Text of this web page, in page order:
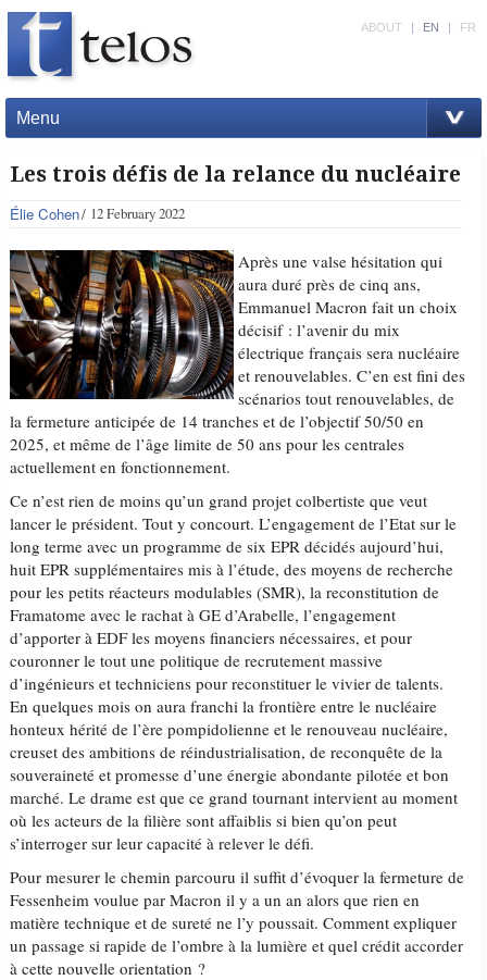
Menu
ABOUT | EN | FR
Les trois défis de la relance du nucléaire
Élie Cohen 12 February 2022
Après une valse hésitation qui
aura duré près de cinq ans,
Emmanuel Macron fait un choix
décisif : l’avenir du mix
électrique français sera nucléaire
et renouvelables. C’en est fini des
scénarios tout renouvelables, de
la fermeture anticipée de 14 tranches et de l’objectif 50/50 en
2025, et même de l’âge limite de 50 ans pour les centrales
actuellement en fonctionnement.
Ce n’est rien de moins qu’un grand projet colbertiste que veut
lancer le président. Tout y concourt. L’engagement de l’Etat sur le
long terme avec un programme de six EPR décidés aujourd’hui,
huit EPR supplémentaires mis à l’étude, des moyens de recherche
pour les petits réacteurs modulables (SMR), la reconstitution de
Framatome avec le rachat à GE d’Arabelle, l’engagement
d’apporter à EDF les moyens financiers nécessaires, et pour
couronner le tout une politique de recrutement massive
d’ingénieurs et techniciens pour reconstituer le vivier de talents.
En quelques mois on aura franchi la frontière entre le nucléaire
honteux hérité de l’ère pompidolienne et le renouveau nucléaire,
creuset des ambitions de réindustrialisation, de reconquête de la
souveraineté et promesse d’une énergie abondante pilotée et bon
marché. Le drame est que ce grand tournant intervient au moment
où les acteurs de la filière sont affaiblis si bien qu’on peut
s’interroger sur leur capacité à relever le défi.
Pour mesurer le chemin parcouru il suffit d’évoquer la fermeture de
Fessenheim voulue par Macron il y a un an alors que rien en
matière technique et de sureté ne l’y poussait. Comment expliquer
un passage si rapide de l’ombre à la lumière et quel crédit accorder
à cette nouvelle orientation ?